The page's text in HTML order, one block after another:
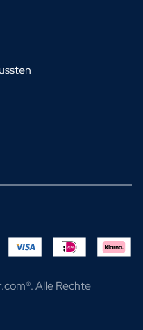
Alle Rechte